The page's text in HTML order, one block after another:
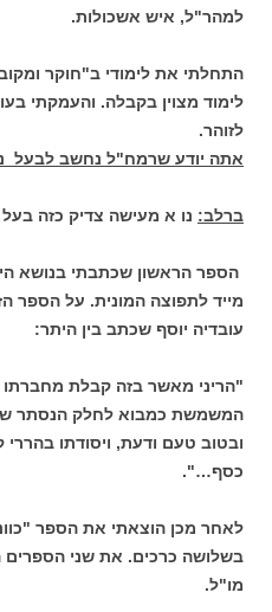
למהר"ל, איש אשכולות.
התחלתי את לימודי ב"חוקר
לימוד מצוין בקבלה. והעמקתי
לזוהר.
אתה יודע שרמח"ל נחשב לבעל
ברלב: נו א מעישה צדיק כזה
הספר הראשון שכתבתי בנושא
מייד לתפוצה המונית. על הספר
עובדיה יוסף שכתב בין היתר:
"הריני מאשר בזה קבלת
המשמשת כמבוא לחלק הנסתר של
ובטוב טעם ודעת, ויסודתו
כסף…".
לאחר מכן הוצאתי את הספר
בשלושה כרכים. את שני הספרים
מו"ל.